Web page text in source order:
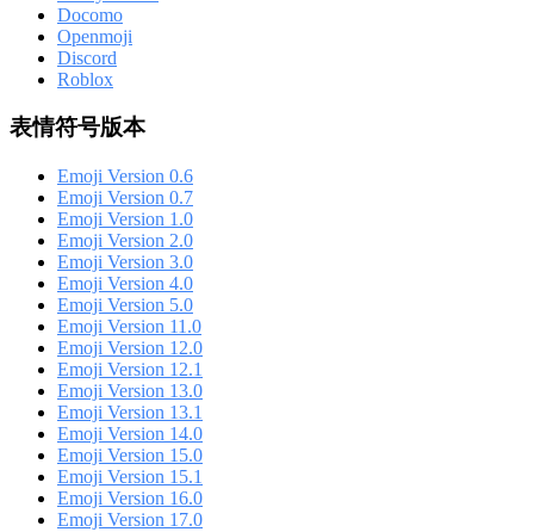
Docomo
Openmoji
Discord
Roblox
表情符号版本
Emoji Version 0.6
Emoji Version 0.7
Emoji Version 1.0
Emoji Version 2.0
Emoji Version 3.0
Emoji Version 4.0
Emoji Version 5.0
Emoji Version 11.0
Emoji Version 12.0
Emoji Version 12.1
Emoji Version 13.0
Emoji Version 13.1
Emoji Version 14.0
Emoji Version 15.0
Emoji Version 15.1
Emoji Version 16.0
Emoji Version 17.0